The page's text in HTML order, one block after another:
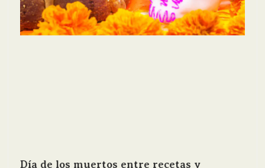
Día de los muertos entre recetas y